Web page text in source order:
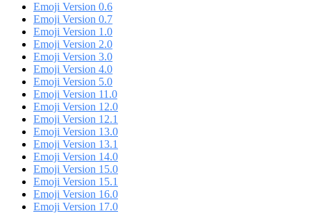
Emoji Version 0.6
Emoji Version 0.7
Emoji Version 1.0
Emoji Version 2.0
Emoji Version 3.0
Emoji Version 4.0
Emoji Version 5.0
Emoji Version 11.0
Emoji Version 12.0
Emoji Version 12.1
Emoji Version 13.0
Emoji Version 13.1
Emoji Version 14.0
Emoji Version 15.0
Emoji Version 15.1
Emoji Version 16.0
Emoji Version 17.0